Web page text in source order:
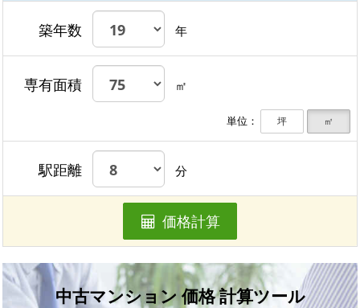
築年数 年
専有面積 ㎡
単位： 坪 ㎡
駅距離 分
価格計算
中古マンション 価格 計算ツール